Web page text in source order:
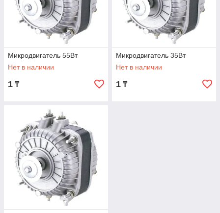
Микродвигатель 55Вт
Нет в наличии
1 ₸
Микродвигатель 35Вт
Нет в наличии
1 ₸